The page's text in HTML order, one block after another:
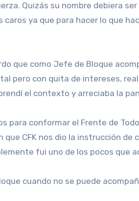
Quizás su nombre debiera
ya que para hacer lo que
que como Jefe de Bloque
pero con quita de intereses,
el contexto y arreciaba la
para conformar el Frente de
CFK nos dio la instrucción de
fui uno de los pocos que
cuando no se puede